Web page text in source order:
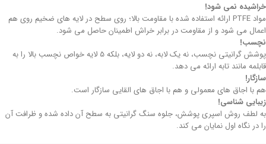
خراشیده نمی شود!
مواد PTFE ارائه استفاده شده با مقاومت بالا؛ روی سطح در لایه های ضخیم روی هم
اعمال می شود و از مقاومت در برابر خراش اطمینان حاصل می شود.
نچسب!
پوشش گرانیتی نچسب، نه یک لابه، نه دو لایه، بلکه 5 لایه خواص نچسب بالا را به
قابلمه مانند تابه ارائه می دهد.
سازگار!
هم با اجاق های معمولی و هم با اجاق های القایی سازگار است.
زیبایی شناسی!
به لطف روش اسپری پوشش، جلوه سنگ گرانیتی به سطح آن داده شده و ظرافت آن
را در نگاه اول نمایان می کند.